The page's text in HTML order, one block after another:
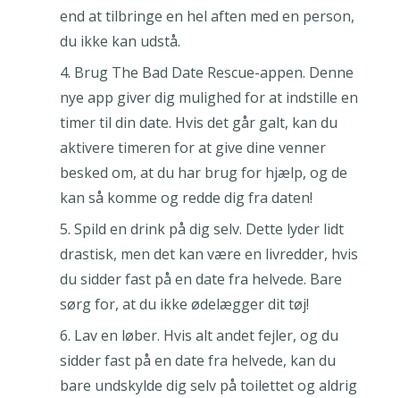
end at tilbringe en hel aften med en person,
du ikke kan udstå.
Brug The Bad Date Rescue-appen. Denne
nye app giver dig mulighed for at indstille en
timer til din date. Hvis det går galt, kan du
aktivere timeren for at give dine venner
besked om, at du har brug for hjælp, og de
kan så komme og redde dig fra daten!
Spild en drink på dig selv. Dette lyder lidt
drastisk, men det kan være en livredder, hvis
du sidder fast på en date fra helvede. Bare
sørg for, at du ikke ødelægger dit tøj!
Lav en løber. Hvis alt andet fejler, og du
sidder fast på en date fra helvede, kan du
bare undskylde dig selv på toilettet og aldrig